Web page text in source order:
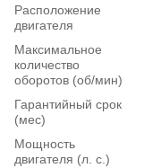
Расположение
двигателя
Максимальное
количество
оборотов (об/мин)
Гарантийный срок
(мес)
Мощность
двигателя (л. с.)